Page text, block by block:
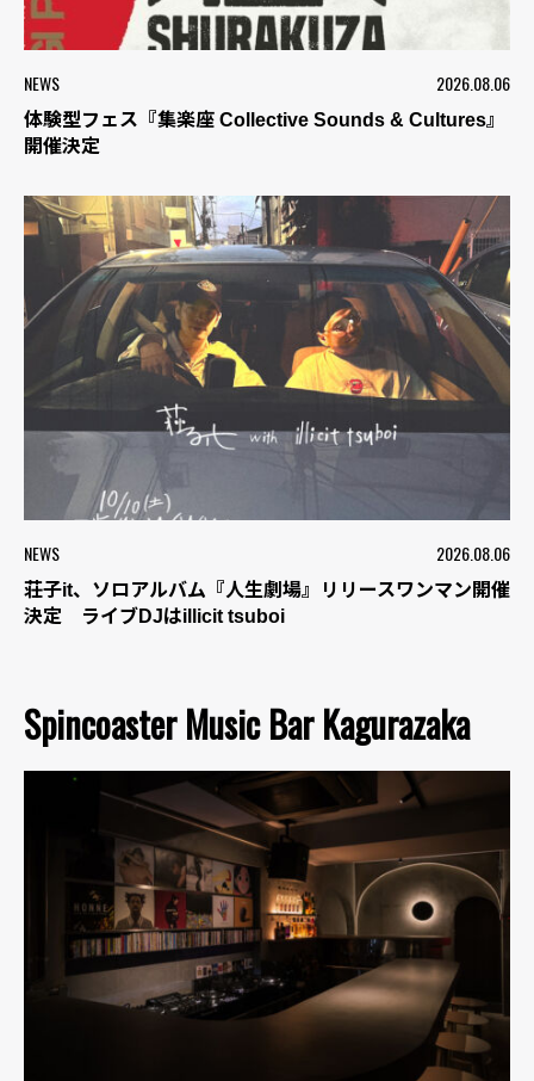
NEWS 2026.08.06
体験型フェス『集楽座 Collective Sounds & Cultures』
開催決定
NEWS 2026.08.06
荘子it、ソロアルバム『人生劇場』リリースワンマン開催
決定 ライブDJはillicit tsuboi
Spincoaster Music Bar Kagurazaka